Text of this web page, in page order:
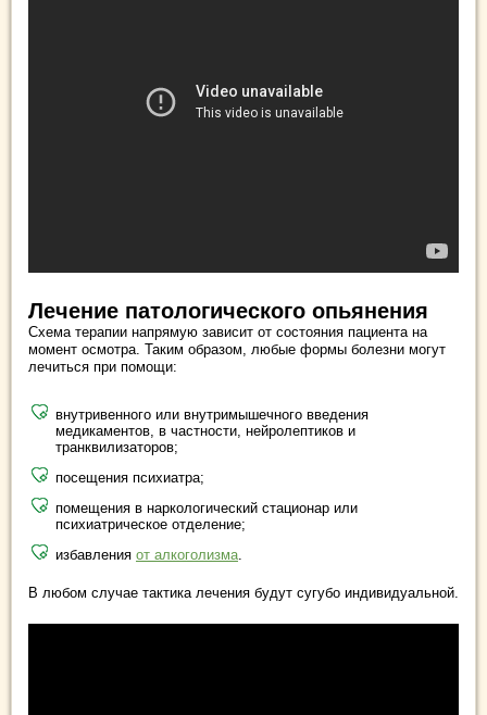
Лечение патологического опьянения
Схема терапии напрямую зависит от состояния пациента на
момент осмотра. Таким образом, любые формы болезни могут
лечиться при помощи:
внутривенного или внутримышечного введения
медикаментов, в частности, нейролептиков и
транквилизаторов;
посещения психиатра;
помещения в наркологический стационар или
психиатрическое отделение;
избавления от алкоголизма.
В любом случае тактика лечения будут сугубо индивидуальной.